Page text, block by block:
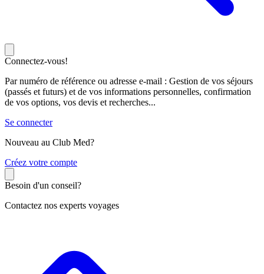
Connectez-vous!
Par numéro de référence ou adresse e-mail : Gestion de vos séjours
(passés et futurs) et de vos informations personnelles, confirmation
de vos options, vos devis et recherches...
Se connecter
Nouveau au Club Med?
Créez votre compte
Besoin d'un conseil?
Contactez nos experts voyages